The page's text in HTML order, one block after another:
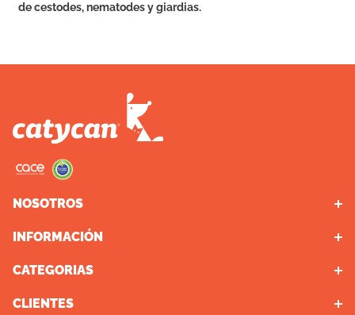
de cestodes, nematodes y giardias.
NOSOTROS
Puntos de Retiro
INFORMACIÓN
Promociones Bancarias
CATEGORIAS
Perros
CLIENTES